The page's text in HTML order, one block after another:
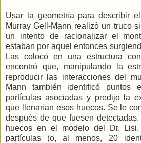
Usar la geometría para describir
Murray Gell-Mann realizó un truco
un intento de racionalizar el
estaban por aquel entonces
Las colocó en una estructura
encontró que, manipulando la
reproducir las interacciones del
Mann también identificó
partículas asociadas y predijo la
que llenarían esos huecos. Se le
después de que fuesen
huecos en el modelo del Dr.
partículas (o, al menos, 20